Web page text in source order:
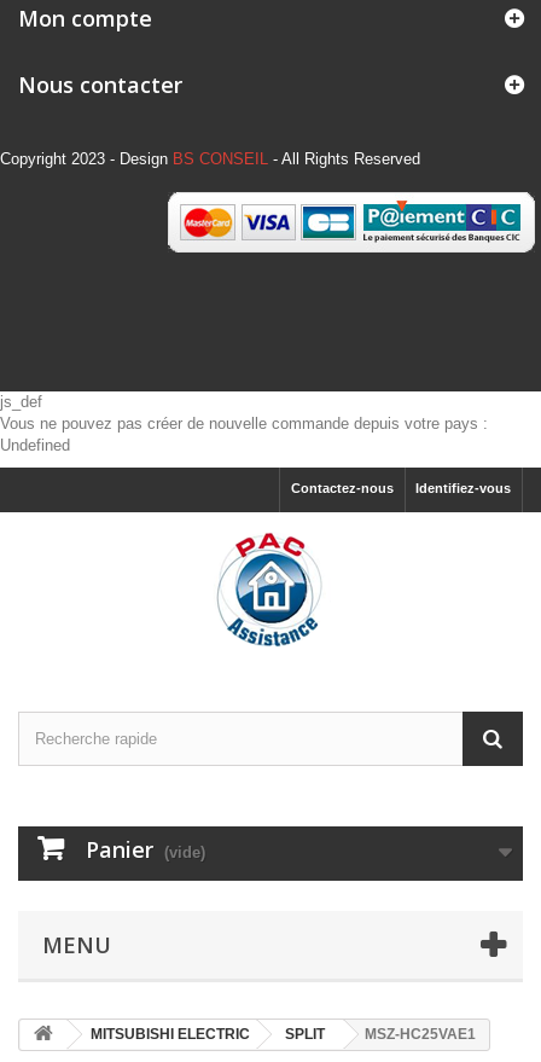
Mon compte
Nous contacter
Copyright 2023 - Design BS CONSEIL - All Rights Reserved
js_def
Vous ne pouvez pas créer de nouvelle commande depuis votre pays :
Undefined
Identifiez-vous
Contactez-nous
Panier (vide)
MENU
MITSUBISHI ELECTRIC SPLIT MSZ-HC25VAE1